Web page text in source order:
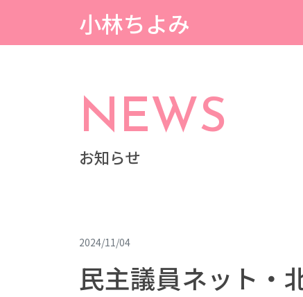
小林ちよみ
NEWS
お知らせ
2024/11/04
民主議員ネット・